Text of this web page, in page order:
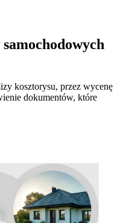
kosztorysu, przez wycenę
dokumentów, które